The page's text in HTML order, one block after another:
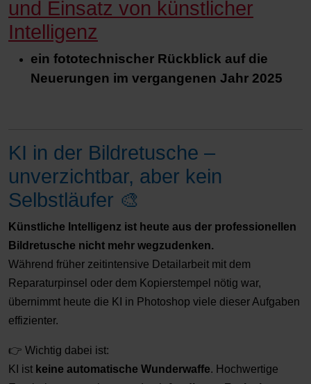
und Einsatz von künstlicher
Intelligenz
ein fototechnischer Rückblick auf die
Neuerungen im vergangenen Jahr 2025
KI in der Bildretusche –
unverzichtbar, aber kein
Selbstläufer 🎨
Künstliche Intelligenz ist heute aus der professionellen
Bildretusche nicht mehr wegzudenken.
Während früher zeitintensive Detailarbeit mit dem
Reparaturpinsel oder dem Kopierstempel nötig war,
übernimmt heute die KI in Photoshop viele dieser Aufgaben
effizienter.
👉 Wichtig dabei ist:
KI ist keine automatische Wunderwaffe. Hochwertige